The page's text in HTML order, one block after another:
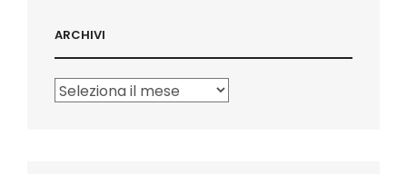
ARCHIVI
Archivi